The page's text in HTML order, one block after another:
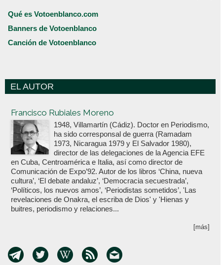
Qué es Votoenblanco.com
Banners de Votoenblanco
Canción de Votoenblanco
EL AUTOR
Francisco Rubiales Moreno
1948, Villamartín (Cádiz). Doctor en Periodismo,
ha sido corresponsal de guerra (Ramadam
1973, Nicaragua 1979 y El Salvador 1980),
director de las delegaciones de la Agencia EFE
en Cuba, Centroamérica e Italia, así como director de
Comunicación de Expo’92. Autor de los libros ‘China, nueva
cultura’, ‘El debate andaluz’, ‘Democracia secuestrada’,
‘Políticos, los nuevos amos’, ‘Periodistas sometidos’, 'Las
revelaciones de Onakra, el escriba de Dios' y 'Hienas y
buitres, periodismo y relaciones...
[más]